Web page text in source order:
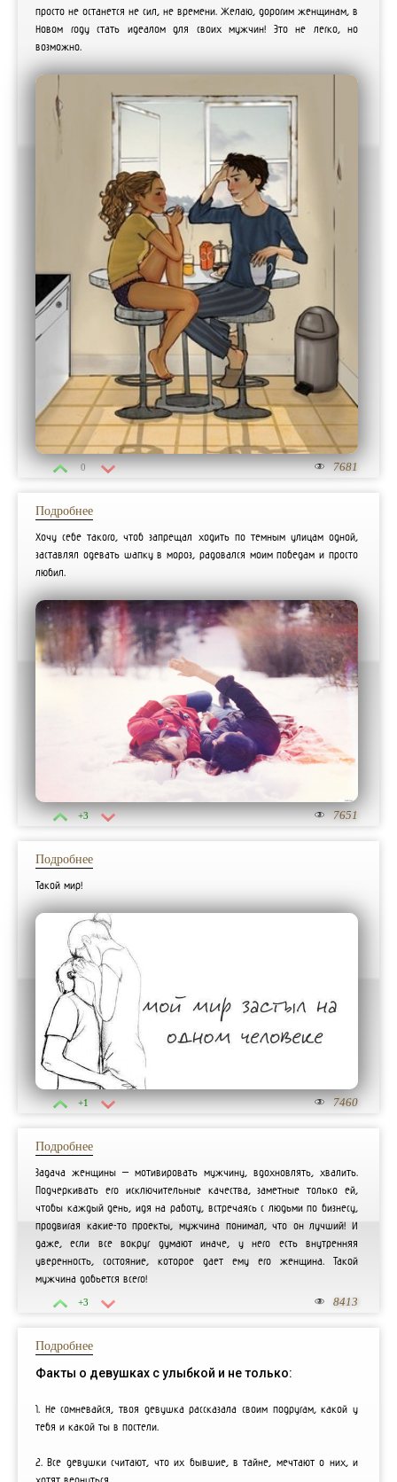
7681
0
просто не останется не сил, не времени. Желаю, дорогим женщинам, в
Новом году стать идеалом для своих мужчин! Это не легко, но
возможно.
7651
+3
Подробнее
Хочу себе такого, чтоб запрещал ходить по темным улицам одной,
заставлял одевать шапку в мороз, радовался моим победам и просто
любил.
7460
+1
Подробнее
Такой мир!
8413
+3
Подробнее
Задача женщины – мотивировать мужчину, вдохновлять, хвалить.
Подчеркивать его исключительные качества, заметные только ей,
чтобы каждый день, идя на работу, встречаясь с людьми по бизнесу,
продвигая какие-то проекты, мужчина понимал, что он лучший! И
даже, если все вокруг думают иначе, у него есть внутренняя
уверенность, состояние, которое дает ему его женщина. Такой
мужчина добьется всего!
Подробнее
Факты о девушках с улыбкой и не только:
1. Не сомневайся, твоя девушка рассказала своим подругам, какой у
тебя и какой ты в постели.
2. Все девушки считают, что их бывшие, в тайне, мечтают о них, и